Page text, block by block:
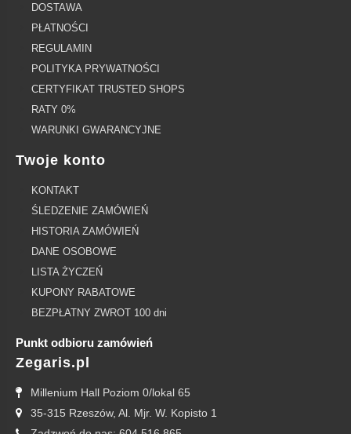
DOSTAWA
PŁATNOŚCI
REGULAMIN
POLITYKA PRYWATNOŚCI
CERTYFIKAT TRUSTED SHOPS
RATY 0%
WARUNKI GWARANCYJNE
Twoje konto
KONTAKT
ŚLEDZENIE ZAMÓWIEŃ
HISTORIA ZAMÓWIEŃ
DANE OSOBOWE
LISTA ŻYCZEŃ
KUPONY RABATOWE
BEZPŁATNY ZWROT 100 dni
Punkt odbioru zamówień
Zegaris.pl
Millenium Hall Poziom 0/lokal 65
35-315 Rzeszów, Al. Mjr. W. Kopisto 1